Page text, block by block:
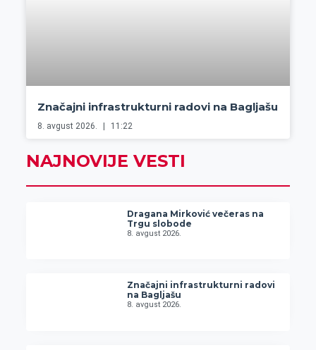
Značajni infrastrukturni radovi na Bagljašu
8. avgust 2026. 11:22
NAJNOVIJE VESTI
Dragana Mirković večeras na
Trgu slobode
8. avgust 2026.
Značajni infrastrukturni radovi
na Bagljašu
8. avgust 2026.